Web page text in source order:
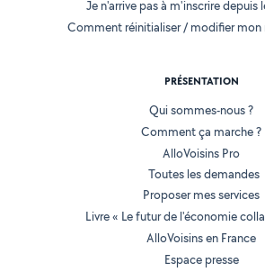
Je n'arrive pas à m'inscrire depuis
Comment réinitialiser / modifier mon
PRÉSENTATION
Qui sommes-nous ?
Comment ça marche ?
AlloVoisins Pro
Toutes les demandes
Proposer mes services
Livre « Le futur de l'économie
AlloVoisins en France
Espace presse